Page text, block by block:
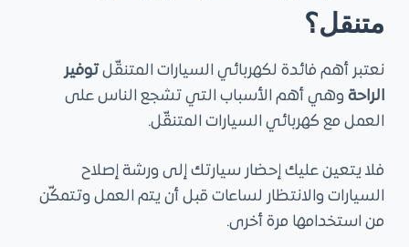
متنقل؟
نعتبر أهم فائدة لكهربائي السيارات المتنقّل توفير
الراحةوهي أهم الأسباب التي تشجع الناس على
العمل مع كهربائي السيارات المتنقّل.
فلا يتعين عليك إحضار سيارتك إلى ورشة إصلاح
السيارات والانتظار لساعات قبل أن يتم العمل وتتمكّن
من استخدامها مرة أخرى.